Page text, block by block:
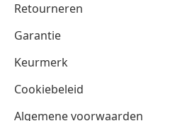
Retourneren
Garantie
Keurmerk
Cookiebeleid
Algemene voorwaarden